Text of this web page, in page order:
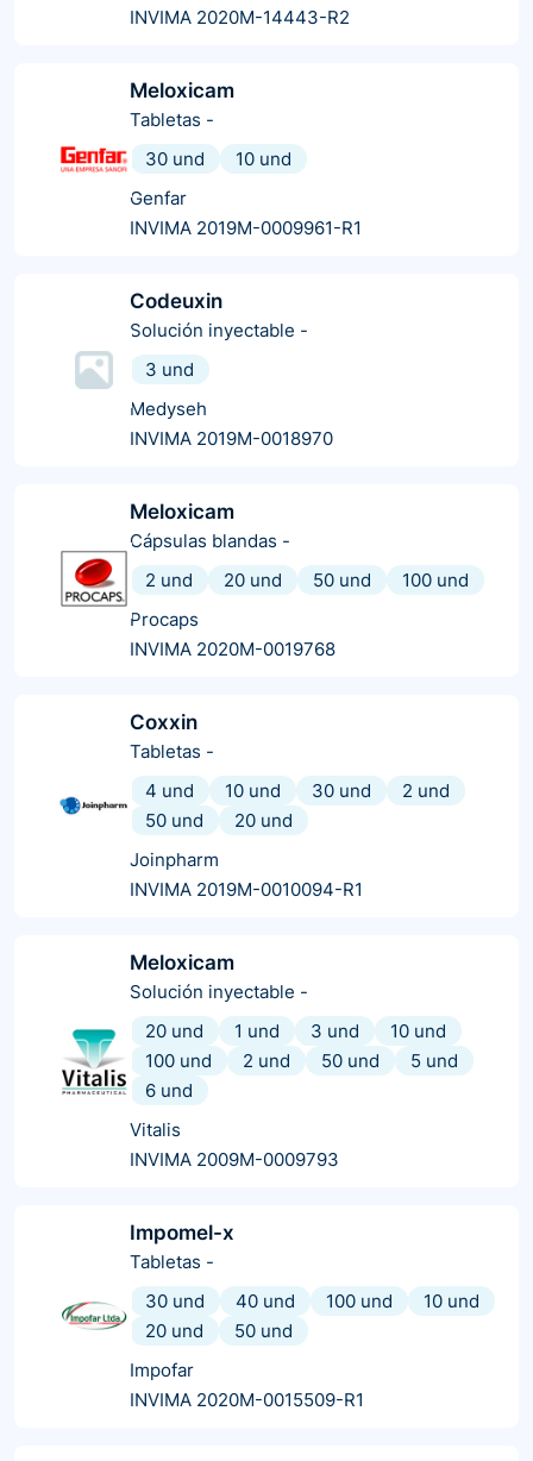
INVIMA 2020M-14443-R2
Meloxicam
Tabletas -
30 und
10 und
Genfar
INVIMA 2019M-0009961-R1
Codeuxin
Solución inyectable -
3 und
Medyseh
INVIMA 2019M-0018970
Meloxicam
Cápsulas blandas -
2 und
20 und 50 und
100 und
Procaps
INVIMA 2020M-0019768
Coxxin
Tabletas -
4 und
10 und 30 und
2 und
50 und
20 und
Joinpharm
INVIMA 2019M-0010094-R1
Meloxicam
Solución inyectable -
20 und
1 und 3 und
10 und
100 und
2 und 50 und
5 und
6 und
Vitalis
INVIMA 2009M-0009793
Impomel-x
Tabletas -
30 und
40 und 100 und
10 und
20 und
50 und
Impofar
INVIMA 2020M-0015509-R1